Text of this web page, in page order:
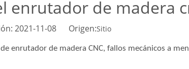
enrutador de madera
2021-11-08 Origen:Sitio
enrutador de madera CNC, fallos mecánicos a